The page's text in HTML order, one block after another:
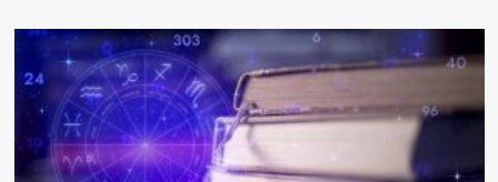
Horoskop
za
utorak,
28.
jul